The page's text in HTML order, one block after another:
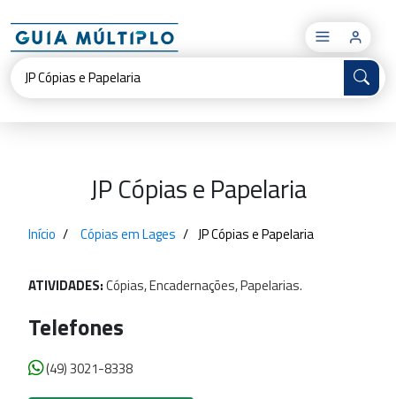
×
JP Cópias e Papelaria
Início Cópias em Lages JP Cópias e Papelaria
ATIVIDADES:Cópias,Encadernações,Papelarias.
Telefones
(49) 3021-8338